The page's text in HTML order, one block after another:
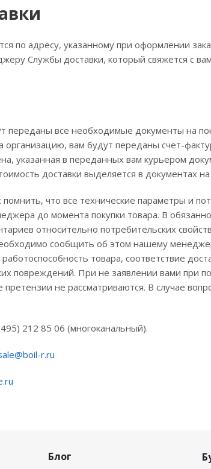
по адресу, указанному при оформлении
Службы доставки, который свяжется с
переданы все необходимые документы на
организацию, вам будут переданы счет-
указанная в переданных вам курьером
доставки выделяется в документах
что все технические параметры и
до момента покупки товара. В
относительно потребительских
сообщить об этом нашему
товара, соответствие
повреждений. При не заявлении вами при
не рассматриваются. В случае
212 85 06 (многоканальный).
r.ru
Блог